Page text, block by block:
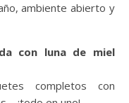
ambiente abierto y
con luna de miel
completos con